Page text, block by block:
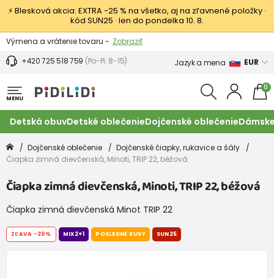
⚡ Blesková akcia: EXTRA −25 % na všetko, aj na zľavnené položky ·
kód SUN25 · len do pondelka 10. 8.
Výmena a vrátenie tovaru - Zobraziť
Zľava 3,80 EUR na prvý nákup - Podmienky
+420 725 518 759 (Po-Pi: 8-15) Jazyk a mena EUR
MENU
0
Detská obuvDetské oblečenieDojčenské oblečenie
Dojčenské oblečenie
Dojčenské čiapky, rukavice a šály
Čiapka zimná dievčenská, Minoti, TRIP 22, béžová
Čiapka zimná dievčenská, Minoti, TRIP 22, béžová
Čiapka zimná dievčenská Minot TRIP 22
ZĽAVA -20% MIX2+1 POSLEDNÉ KUSY SUN25